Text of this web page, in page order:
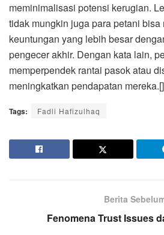
meminimalisasi potensi kerugian.
tidak mungkin juga para petani bisa
keuntungan yang lebih besar
pengecer akhir. Dengan kata lain,
memperpendek rantai pasok atau
meningkatkan pendapatan mereka.[]
Tags: Fadli Hafizulhaq
Berita
Fenomena Trust Issues